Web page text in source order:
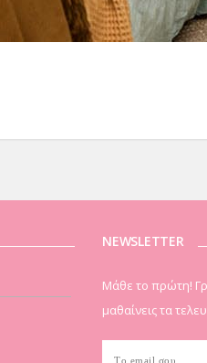
NEWSLETTER
Μάθε το πρώτη!
μαθαίνεις τα